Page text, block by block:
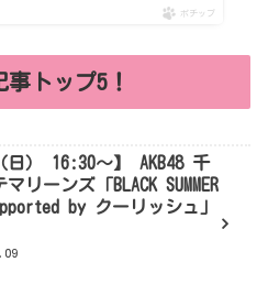
ポチップ
トップ5！
日） 16:30～】 AKB48 千
リーンズ「BLACK SUMMER
by クーリッシュ」